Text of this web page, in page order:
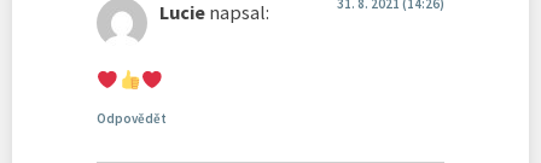
Lucie napsal:
Odpovědět